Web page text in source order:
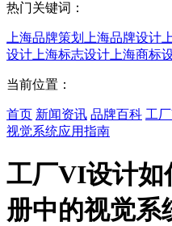
热门关键词：
上海品牌策划 上海品牌设计
设计 上海标志设计 上海商标
当前位置：
首页 新闻资讯 品牌百科 工
视觉系统应用指南
工厂VI设计如
册中的视觉系